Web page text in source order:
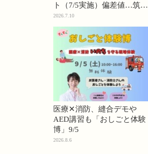
ト（7/5実施）偏差値…筑駒
74・桜蔭70＜PR＞
2026.7.10
医療✕消防、縫合デモや
AED講習も「おしごと体験
博」9/5
2026.8.6